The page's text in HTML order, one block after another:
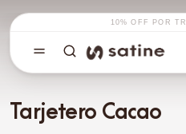
10% OFF POR
Tarjetero Cacao
ORDENAR POR